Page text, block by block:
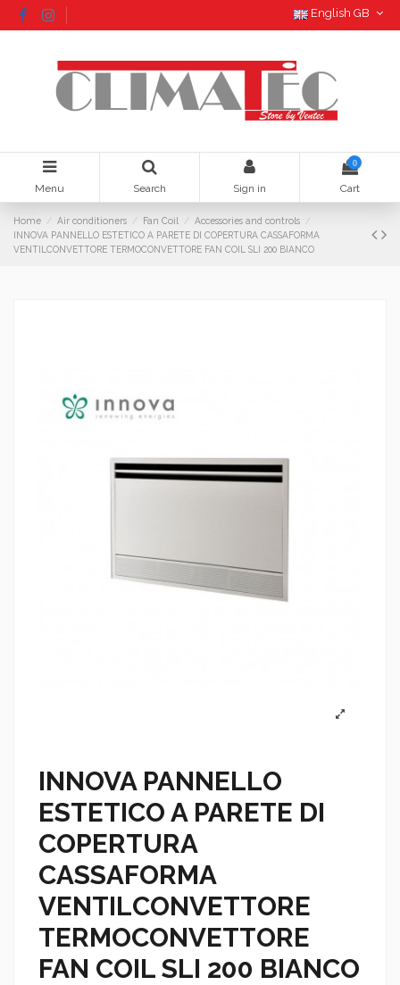
English GB
Menu Search Sign in
0
Cart
Home Air conditioners Fan Coil
Accessories and controls
INNOVA PANNELLO ESTETICO A PARETE DI COPERTURA CASSAFORMA
VENTILCONVETTORE TERMOCONVETTORE FAN COIL SLI 200 BIANCO
INNOVA PANNELLO
ESTETICO A PARETE DI
COPERTURA
CASSAFORMA
VENTILCONVETTORE
TERMOCONVETTORE
FAN COIL SLI 200 BIANCO